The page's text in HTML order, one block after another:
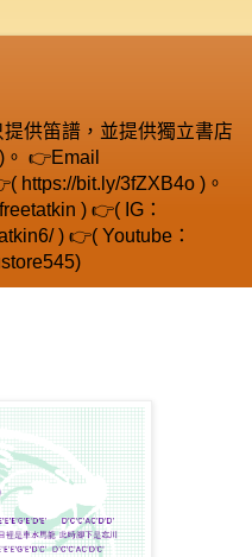
供笛譜，並提供獨立書店
👉Email
https://bit.ly/3fZXB4o )。
) 👉( IG：
) 👉( Youtube：